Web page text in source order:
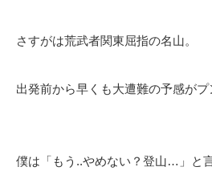
さすがは荒武者関東屈指の名山。
出発前から早くも大遭難の予感がプ
僕は「もう..やめない？登山…」と